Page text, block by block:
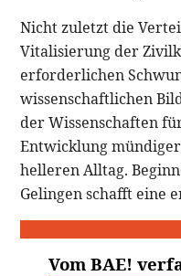
Nicht zuletzt die
Vitalisierung der
erforderlichen
wissenschaftlichen
der Wissenschaften
Entwicklung
helleren Alltag.
Gelingen schafft eine
Vom BAE!